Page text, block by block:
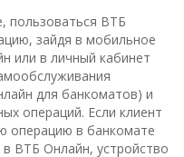
пользоваться ВТБ
зайдя в мобильное
или в личный кабинет
для банкоматов) и
операций. Если клиент
операцию в банкомате
ВТБ Онлайн, устройство